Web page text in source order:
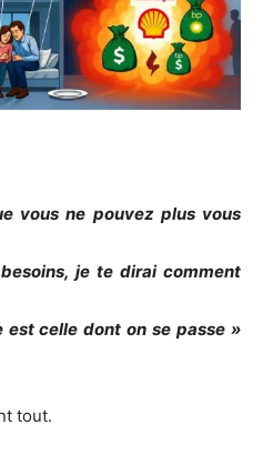
vous ne pouvez plus vous
je te dirai comment
est celle dont on se passe »
tout.